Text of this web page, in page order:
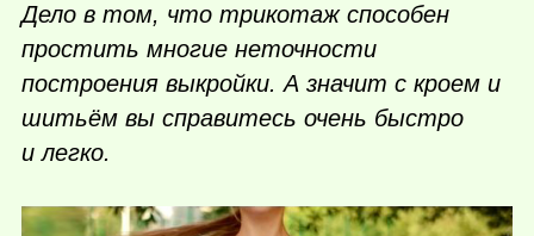
Дело в том, что трикотаж способен
простить многие неточности
построения выкройки. А значит с кроем и
шитьём вы справитесь очень быстро
и легко.